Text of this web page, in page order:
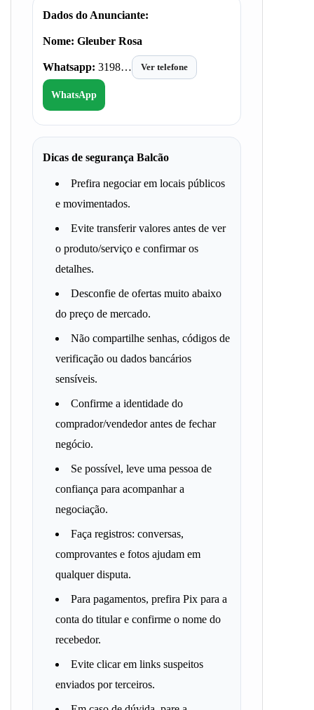
Dados do Anunciante:
Nome: Gleuber Rosa
Whatsapp: 3198… Ver telefone
WhatsApp
Dicas de segurança Balcão
Prefira negociar em locais públicos
e movimentados.
Evite transferir valores antes de ver
o produto/serviço e confirmar os
detalhes.
Desconfie de ofertas muito abaixo
do preço de mercado.
Não compartilhe senhas, códigos de
verificação ou dados bancários
sensíveis.
Confirme a identidade do
comprador/vendedor antes de fechar
negócio.
Se possível, leve uma pessoa de
confiança para acompanhar a
negociação.
Faça registros: conversas,
comprovantes e fotos ajudam em
qualquer disputa.
Para pagamentos, prefira Pix para a
conta do titular e confirme o nome do
recebedor.
Evite clicar em links suspeitos
enviados por terceiros.